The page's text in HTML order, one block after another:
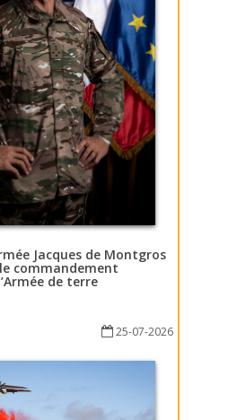
Jacques de Montgros
commandement
de terre
25-07-2026